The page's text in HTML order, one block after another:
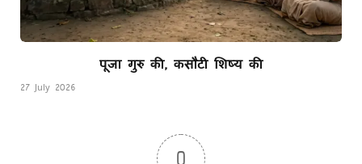
पूजा गुरु की, कसौटी शिष्य की
27 July 2026
0